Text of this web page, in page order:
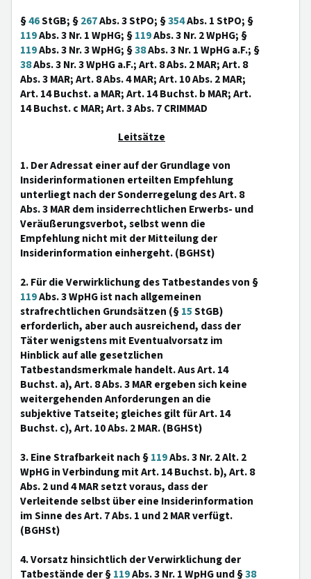
§46StGB; §267Abs. 3 StPO; §354Abs. 1 StPO; §
119Abs. 3 Nr. 1 WpHG; §119Abs. 3 Nr. 2 WpHG; §
119Abs. 3 Nr. 3 WpHG; §38Abs. 3 Nr. 1 WpHG a.F.; §
38Abs. 3 Nr. 3 WpHG a.F.; Art. 8 Abs. 2 MAR; Art. 8
Abs. 3 MAR; Art. 8 Abs. 4 MAR; Art. 10 Abs. 2 MAR;
Art. 14 Buchst. a MAR; Art. 14 Buchst. b MAR; Art.
14 Buchst. c MAR; Art. 3 Abs. 7 CRIMMAD
Leitsätze
1. Der Adressat einer auf der Grundlage von
Insiderinformationen erteilten Empfehlung
unterliegt nach der Sonderregelung des Art. 8
Abs. 3 MAR dem insiderrechtlichen Erwerbs- und
Veräußerungsverbot, selbst wenn die
Empfehlung nicht mit der Mitteilung der
Insiderinformation einhergeht. (BGHSt)
2. Für die Verwirklichung des Tatbestandes von §
119Abs. 3 WpHG ist nach allgemeinen
strafrechtlichen Grundsätzen (§15StGB)
erforderlich, aber auch ausreichend, dass der
Täter wenigstens mit Eventualvorsatz im
Hinblick auf alle gesetzlichen
Tatbestandsmerkmale handelt. Aus Art. 14
Buchst. a), Art. 8 Abs. 3 MAR ergeben sich keine
weitergehenden Anforderungen an die
subjektive Tatseite; gleiches gilt für Art. 14
Buchst. c), Art. 10 Abs. 2 MAR. (BGHSt)
3. Eine Strafbarkeit nach §119Abs. 3 Nr. 2 Alt. 2
WpHG in Verbindung mit Art. 14 Buchst. b), Art. 8
Abs. 2 und 4 MAR setzt voraus, dass der
Verleitende selbst über eine Insiderinformation
im Sinne des Art. 7 Abs. 1 und 2 MAR verfügt.
(BGHSt)
4. Vorsatz hinsichtlich der Verwirklichung der
Tatbestände der §119Abs. 3 Nr. 1 WpHG und §38